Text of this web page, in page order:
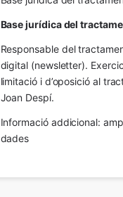
Base jurídica del
Responsable del
digital (newsletter).
limitació i d’oposició al
Joan Despí.
Informació addicional:
dades